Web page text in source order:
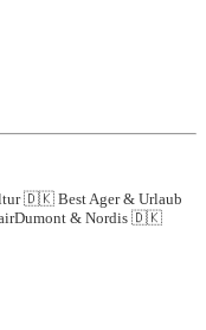
🇩🇰 Best Ager & Urlaub
& Nordis 🇩🇰